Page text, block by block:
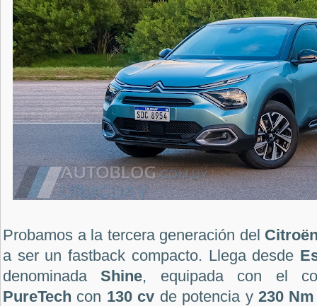
Probamos a la tercera generación del
a ser un fastback compacto. Llega desde
denominadaShine, equipada con el
PureTech con 130 cv de potencia y 230 Nm